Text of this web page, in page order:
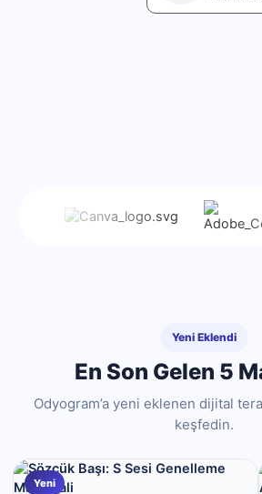
Yeni Eklendi
En Son Gelen 5
Odyogram’a yeni eklenen dijital
keşfedin.
Yeni